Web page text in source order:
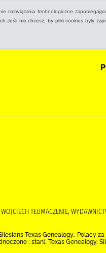
rozwiązania technologiczne
nie chcesz, by pliki cookies były
TŁUMACZENIE,
Texas Genealogy., Polacy
; stan), Texas Genealogy,